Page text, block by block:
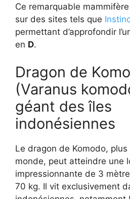
Ce remarquable
sur des sites tels que
permettant d’approfondir
en D.
Dragon de
(Varanus
géant des îles
indonésiennes
Le dragon de Komodo,
monde, peut atteindre une
impressionnante de 3
70 kg. Il vit exclusivement